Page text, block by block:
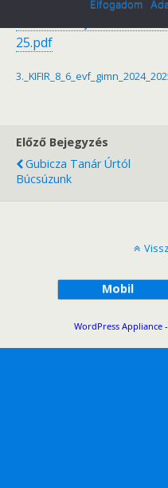
25.pdf
Előző Bejegyzés
Gubicza Tanár Úrtól
Búcsúzunk
Mobil
Elfogadom
WordPress Appliance